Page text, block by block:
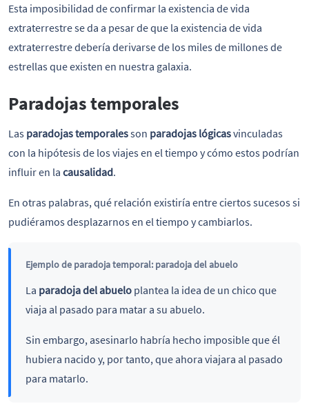
Esta imposibilidad de confirmar la existencia de vida
extraterrestre se da a pesar de que la existencia de vida
extraterrestre debería derivarse de los miles de millones de
estrellas que existen en nuestra galaxia.
Paradojas temporales
Las paradojas temporalesson paradojas lógicasvinculadas
con la hipótesis de los viajes en el tiempo y cómo estos podrían
influir en la causalidad.
En otras palabras, qué relación existiría entre ciertos sucesos si
pudiéramos desplazarnos en el tiempo y cambiarlos.
Ejemplo de paradoja temporal: paradoja del abuelo
La paradoja del abueloplantea la idea de un chico que
viaja al pasado para matar a su abuelo.
Sin embargo, asesinarlo habría hecho imposible que él
hubiera nacido y, por tanto, que ahora viajara al pasado
para matarlo.